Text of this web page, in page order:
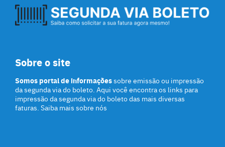
Sobre o site
Somos portal de informaçõessobre emissão ou impressão
da segunda via do boleto. Aqui você encontra os links para
impressão da segunda via do boleto das mais diversas
faturas. Saiba mais sobre nós